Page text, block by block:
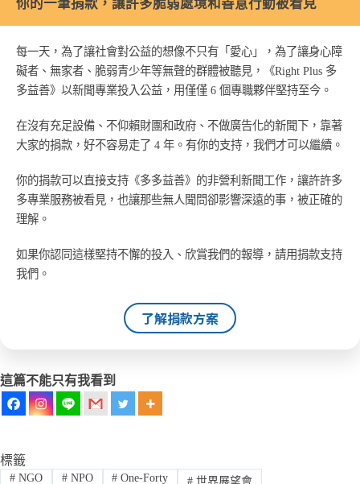
你的一筆捐款，讓許多脆弱處境和善意行動被看見
每一天，為了讓社會對公益的想像不只有「愛心」，為了讓身心障
礙者、無家者、脆弱青少年等無聲的群體被聽見，《Right Plus 多
多益善》以新聞專業投入公益，用僅僅 6 個專職夥伴堅持至今。
在沒有充足設備、不仰賴財團和政府、不做廣告化的新聞下，靠著
大家的捐款，好不容易走了 4 年。有你的支持，我們才可以繼續。
你的捐款可以直接支持《多多益善》的非營利新聞工作，讓許許多
多專業服務被看見，也讓那些無人聞問卻影響深遠的事，被正確的
理解。
如果你認同這樣堅持不懈的投入、欣賞我們的報導，請用捐款支持
我們。
了解捐款方案
這篇不能只有我看到
標籤
#NGO #NPO # One-Forty # 世界展望會